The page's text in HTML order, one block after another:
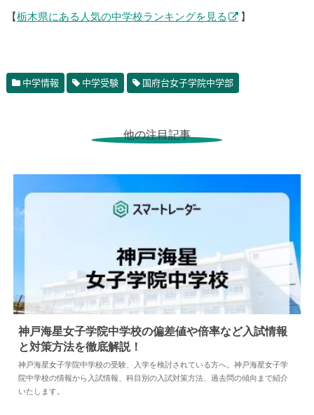
【 栃木県にある人気の中学校ランキングを見る 】
中学情報 中学受験 国府台女子学院中学部
他の注目記事
中学情報 2024.04.02
神戸海星女子学院中学校の偏差値や倍率など入試情報
と対策方法を徹底解説！
神戸海星女子学院中学校の受験、入学を検討されている方へ。神戸海星女子学
院中学校の情報から入試情報、科目別の入試対策方法、過去問の傾向まで紹介
いたします。